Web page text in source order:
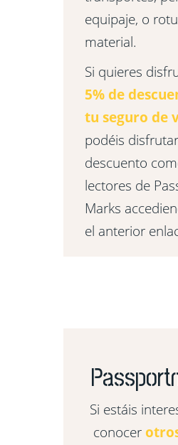
equipaje, o
material.
Si quieres
5% de
tu seguro de
podéis
descuento
lectores de
Marks
el anterior
Si estáis
conocer